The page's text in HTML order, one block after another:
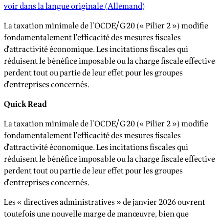
voir dans la langue originale(Allemand)
La taxation minimale de l’OCDE/G20 (« Pilier 2 ») modifie
fondamentalement l’efficacité des mesures fiscales
d’attractivité économique. Les incitations fiscales qui
réduisent le bénéfice imposable ou la charge fiscale effective
perdent tout ou partie de leur effet pour les groupes
d’entreprises concernés.
Quick Read
La taxation minimale de l’OCDE/G20 (« Pilier 2 ») modifie
fondamentalement l’efficacité des mesures fiscales
d’attractivité économique. Les incitations fiscales qui
réduisent le bénéfice imposable ou la charge fiscale effective
perdent tout ou partie de leur effet pour les groupes
d’entreprises concernés.
Les « directives administratives » de janvier 2026 ouvrent
toutefois une nouvelle marge de manœuvre, bien que